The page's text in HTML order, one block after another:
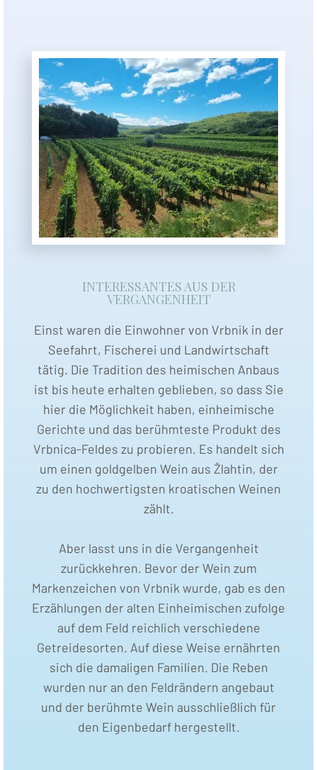
INTERESSANTES AUS DER
VERGANGENHEIT
Einst waren die Einwohner von Vrbnik in der
Seefahrt, Fischerei und Landwirtschaft
tätig. Die Tradition des heimischen Anbaus
ist bis heute erhalten geblieben, so dass Sie
hier die Möglichkeit haben, einheimische
Gerichte und das berühmteste Produkt des
Vrbnica-Feldes zu probieren. Es handelt sich
um einen goldgelben Wein aus Žlahtin, der
zu den hochwertigsten kroatischen Weinen
zählt.
Aber lasst uns in die Vergangenheit
zurückkehren. Bevor der Wein zum
Markenzeichen von Vrbnik wurde, gab es den
Erzählungen der alten Einheimischen zufolge
auf dem Feld reichlich verschiedene
Getreidesorten. Auf diese Weise ernährten
sich die damaligen Familien. Die Reben
wurden nur an den Feldrändern angebaut
und der berühmte Wein ausschließlich für
den Eigenbedarf hergestellt.